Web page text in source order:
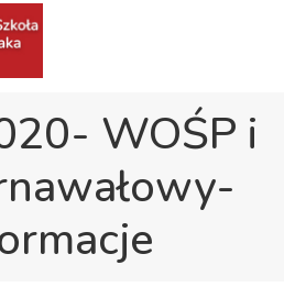
WOŚP i